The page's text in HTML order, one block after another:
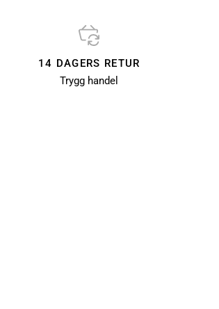
14 DAGERS RETUR
Trygg handel